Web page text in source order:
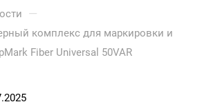
—
комплекс для маркировки и
Fiber Universal 50VAR